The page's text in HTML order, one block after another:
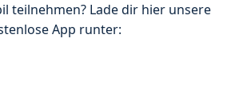
teilnehmen? Lade dir hier unsere
App runter: